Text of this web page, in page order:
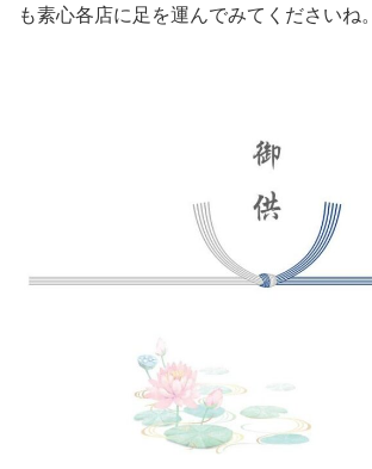
も素心各店に足を運んでみてくださいね。